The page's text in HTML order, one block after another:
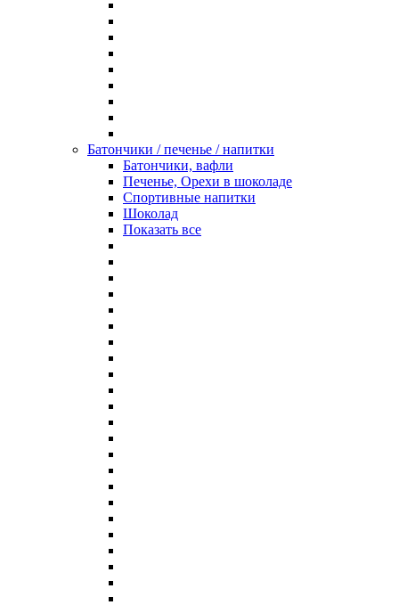
Батончики / печенье / напитки
Батончики, вафли
Печенье, Орехи в шоколаде
Спортивные напитки
Шоколад
Показать все